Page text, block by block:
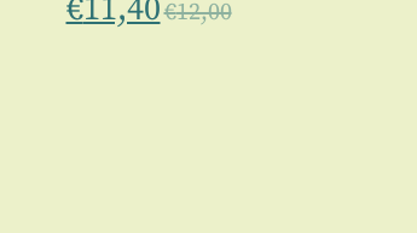
€11,40€12,00